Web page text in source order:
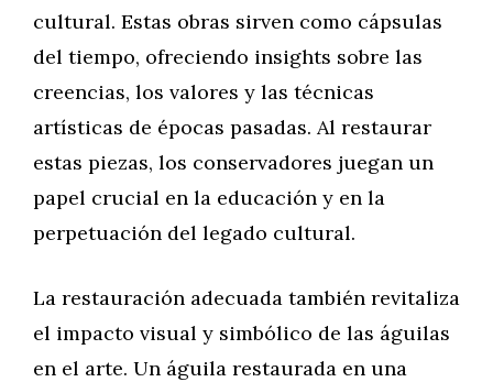
cultural. Estas obras sirven como cápsulas
del tiempo, ofreciendo insights sobre las
creencias, los valores y las técnicas
artísticas de épocas pasadas. Al restaurar
estas piezas, los conservadores juegan un
papel crucial en la educación y en la
perpetuación del legado cultural.
La restauración adecuada también revitaliza
el impacto visual y simbólico de las águilas
en el arte. Un águila restaurada en una